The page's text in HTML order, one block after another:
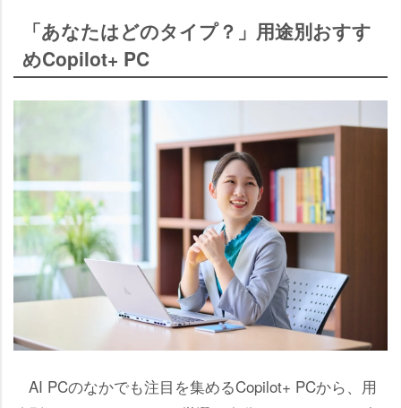
「あなたはどのタイプ？」用途別おすす
めCopilot+ PC
AI PCのなかでも注目を集めるCopilot+ PCから、用